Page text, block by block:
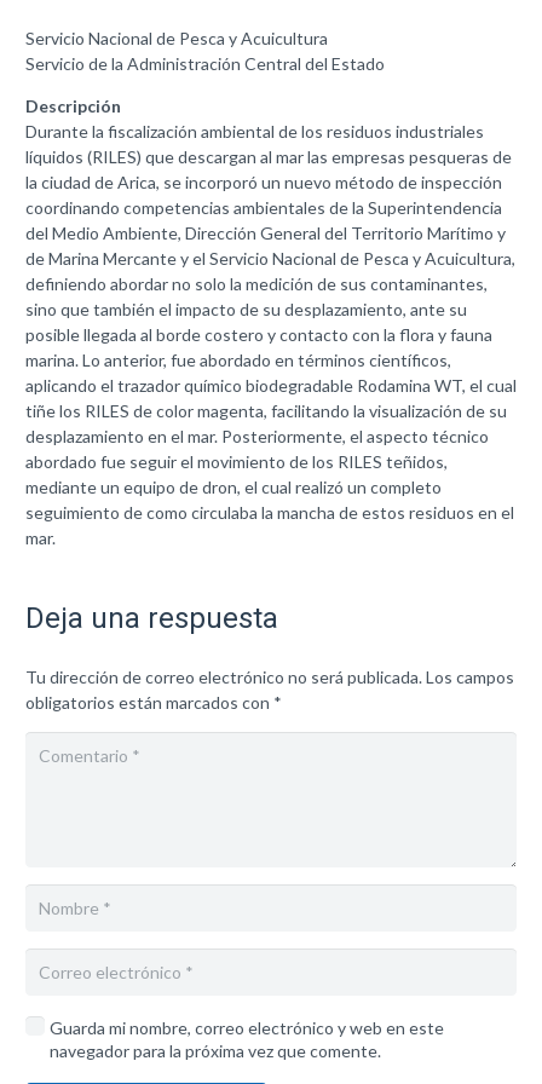
Servicio Nacional de Pesca y Acuicultura
Servicio de la Administración Central del Estado
Descripción
Durante la fiscalización ambiental de los residuos industriales
líquidos (RILES) que descargan al mar las empresas pesqueras de
la ciudad de Arica, se incorporó un nuevo método de inspección
coordinando competencias ambientales de la Superintendencia
del Medio Ambiente, Dirección General del Territorio Marítimo y
de Marina Mercante y el Servicio Nacional de Pesca y Acuicultura,
definiendo abordar no solo la medición de sus contaminantes,
sino que también el impacto de su desplazamiento, ante su
posible llegada al borde costero y contacto con la flora y fauna
marina. Lo anterior, fue abordado en términos científicos,
aplicando el trazador químico biodegradable Rodamina WT, el cual
tiñe los RILES de color magenta, facilitando la visualización de su
desplazamiento en el mar. Posteriormente, el aspecto técnico
abordado fue seguir el movimiento de los RILES teñidos,
mediante un equipo de dron, el cual realizó un completo
seguimiento de como circulaba la mancha de estos residuos en el
mar.
Deja una respuesta
Tu dirección de correo electrónico no será publicada.Los campos
obligatorios están marcados con *
Guarda mi nombre, correo electrónico y web en este
navegador para la próxima vez que comente.